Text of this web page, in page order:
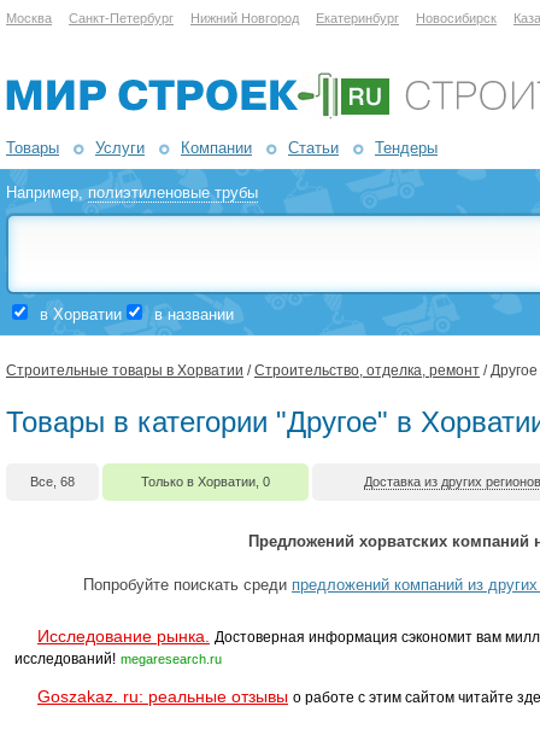
Москва Санкт-Петербург Нижний Новгород Екатеринбург Новосибирск
Товары Услуги Компании Статьи Тендеры
Например,полиэтиленовые трубы
в Хорватии в названии
Строительные товары в Хорватии /Строительство, отделка, ремонт / Другое
Товары в категории "Другое" в
Все, 68 Только в Хорватии, 0 Доставка из других
Предложений хорватских компаний
Попробуйте поискать среди предложений компаний из
Исследование рынка.
Достоверная информация сэкономит вам
исследований! megaresearch.ru
Goszakaz. ru: реальные отзывы о работе с этим сайтом читайте